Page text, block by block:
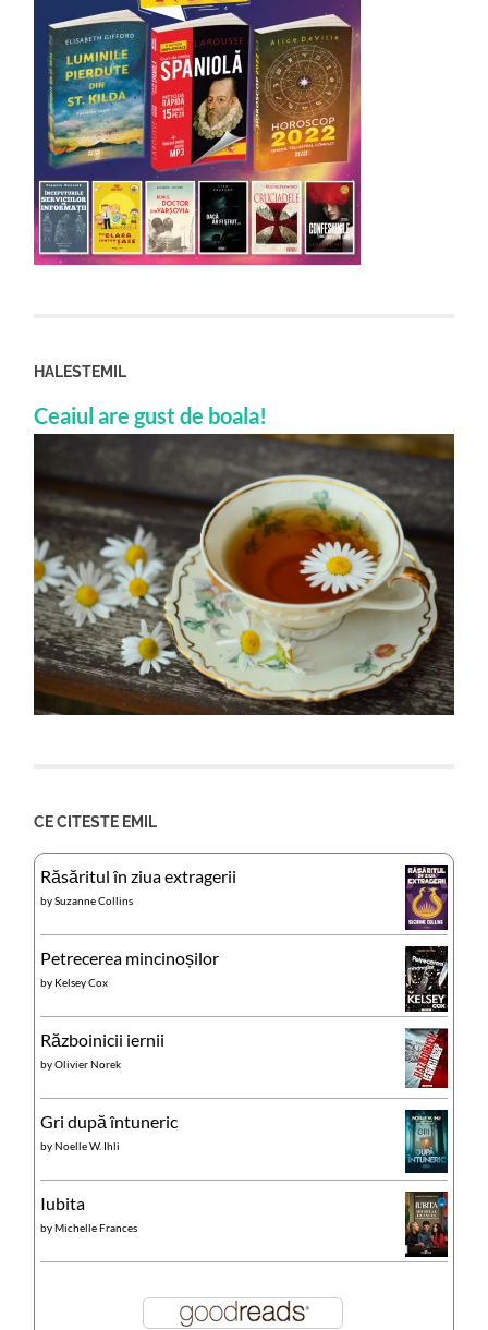
HALESTEMIL
Ceaiul are gust de boala!
CE CITESTE EMIL
Răsăritul în ziua extragerii
bySuzanne Collins
Petrecerea mincinoșilor
by Kelsey Cox
Războinicii iernii
byOlivier Norek
Gri după întuneric
byNoelle W. Ihli
Iubita
byMichelle Frances